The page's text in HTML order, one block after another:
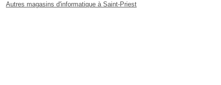
Autres magasins d'informatique à Saint-Priest